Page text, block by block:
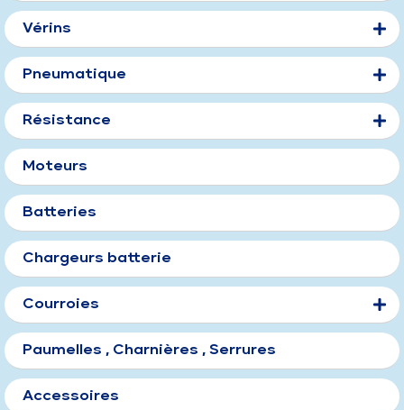
Vérins
Pneumatique
Résistance
Moteurs
Batteries
Chargeurs batterie
Courroies
Paumelles , Charnières , Serrures
Accessoires